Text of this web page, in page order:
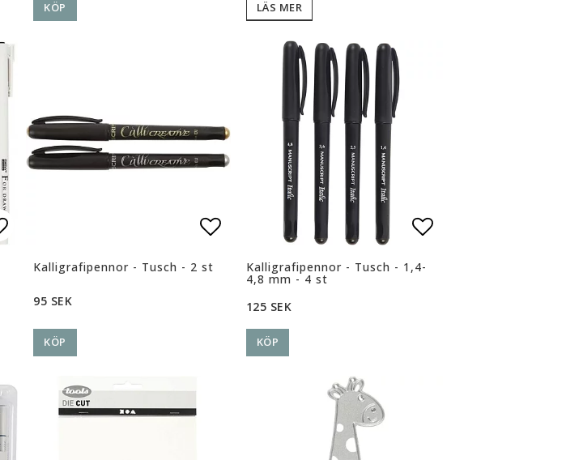
KÖP LÄS MER
Lägg till i favoritlistan
Lägg till i favoritlistanLägg till i favoritlistan
Lägg till i favoritlistan
Kalligrafipennor - Tusch - 2 st
95 SEK
KÖP
Lägg till i
Lägg till i
Kalligrafipennor - Tusch - 1,4-
4,8 mm - 4 st
125 SEK
KÖP